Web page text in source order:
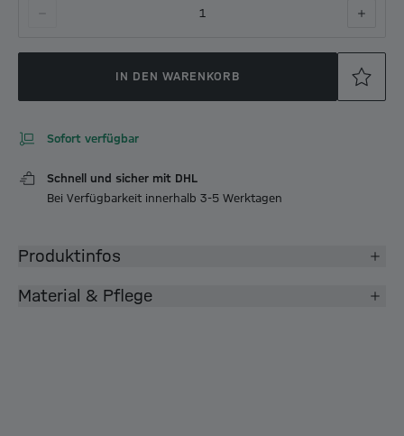
1
IN DEN WARENKORB
Sofort verfügbar
Schnell und sicher mit DHL
Bei Verfügbarkeit innerhalb 3-5 Werktagen
Produktinfos
Material & Pflege